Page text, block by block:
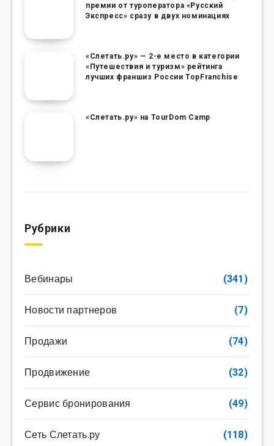
премии от туроператора «Русский
Экспресс» сразу в двух номинациях
«Слетать.ру» — 2-е место в категории
«Путешествия и туризм» рейтинга
лучших франшиз России TopFranchise
«Слетать.ру» на TourDom Camp
Рубрики
Вебинары (341)
Новости партнеров (7)
Продажи (74)
Продвижение (32)
Сервис бронирования (49)
Сеть Слетать.ру (118)